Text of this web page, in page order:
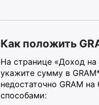
Как положить
На странице «Доход на
укажите сумму в
недостаточно GRAM
способами: